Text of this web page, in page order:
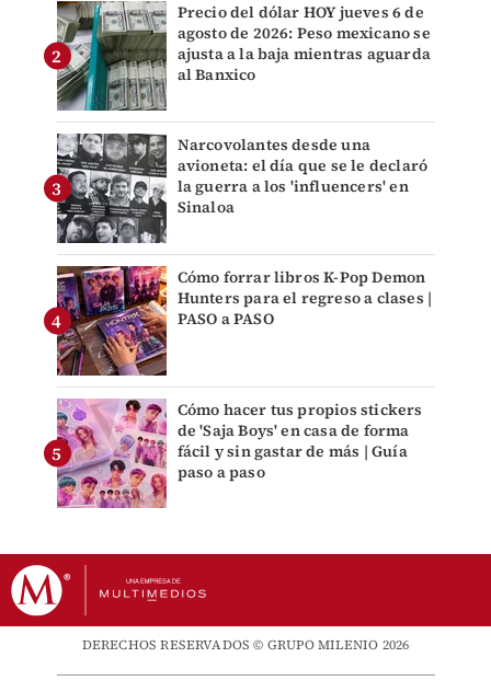
Precio del dólar HOY jueves 6 de
agosto de 2026: Peso mexicano se
ajusta a la baja mientras aguarda
al Banxico
Narcovolantes desde una
avioneta: el día que se le declaró
la guerra a los 'influencers' en
Sinaloa
Cómo forrar libros K-Pop Demon
Hunters para el regreso a clases |
PASO a PASO
Cómo hacer tus propios stickers
de 'Saja Boys' en casa de forma
fácil y sin gastar de más | Guía
paso a paso
DERECHOS RESERVADOS © GRUPO MILENIO 2026